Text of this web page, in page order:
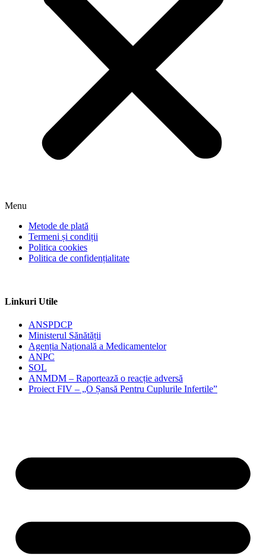
Menu
Metode de plată
Termeni și condiții
Politica cookies
Politica de confidențialitate
Linkuri Utile
ANSPDCP
Ministerul Sănătății
Agenția Națională a Medicamentelor
ANPC
SOL
ANMDM – Raportează o reacție adversă
Proiect FIV – „O Șansă Pentru Cuplurile Infertile”